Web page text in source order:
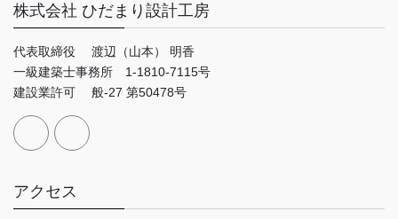
株式会社 ひだまり設計工房
代表取締役 渡辺（山本） 明香
一級建築士事務所 1-1810-7115号
建設業許可 般-27 第50478号
アクセス